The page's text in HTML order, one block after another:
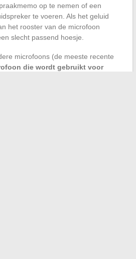
op te nemen of een
te voeren. Als het geluid
het rooster van de microfoon
slecht passend hoesje.
microfoons (de meeste recente
die wordt gebruikt voor